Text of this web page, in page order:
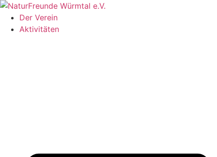
Zum
Inhalt
springen
Der Verein
Aktivitäten